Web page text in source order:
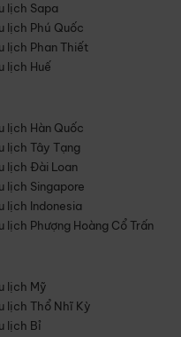
lịch Sapa
lịch Phú Quốc
lịch Phan Thiết
lịch Huế
lịch Hàn Quốc
lịch Tây Tạng
lịch Đài Loan
lịch Singapore
lịch Indonesia
lịch Phượng Hoàng Cổ Trấn
lịch Mỹ
lịch Thổ Nhĩ Kỳ
lịch Bỉ